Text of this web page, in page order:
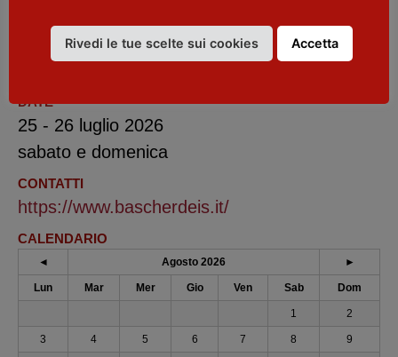
LUOGO
DATE
25 - 26 luglio 2026
sabato e domenica
CONTATTI
https://www.bascherdeis.it/
CALENDARIO
◄ Agosto 2026 ►
Lun Mar Mer Gio Ven Sab Dom
1 2
3 4 5 6 7 8 9
Rivedi le tue scelte sui cookies Accetta